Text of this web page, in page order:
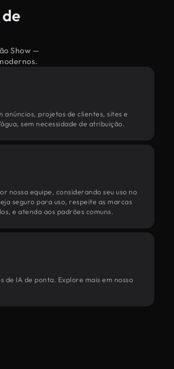
Show —
anúncios, projetos de clientes, sites e
sem necessidade de atribuição.
nossa equipe, considerando seu uso no
seguro para uso, respeite as marcas
e atenda aos padrões comuns.
de IA de ponta. Explore mais em nosso